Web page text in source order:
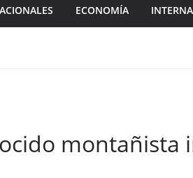
ECONOMÍA
montañista